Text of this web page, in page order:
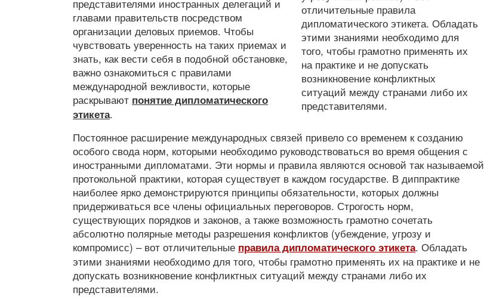
представителями иностранных делегаций и
главами правительств посредством
организации деловых приемов. Чтобы
чувствовать уверенность на таких приемах и
знать, как вести себя в подобной обстановке,
важно ознакомиться с правилами
международной вежливости, которые
раскрывают понятие дипломатического
этикета.
Постоянное расширение международных связей привело со временем к созданию
особого свода норм, которыми необходимо руководствоваться во время общения с
иностранными дипломатами. Эти нормы и правила являются основой так называемой
протокольной практики, которая существует в каждом государстве. В диппрактике
наиболее ярко демонстрируются принципы обязательности, которых должны
придерживаться все члены официальных переговоров. Строгость норм,
существующих порядков и законов, а также возможность грамотно сочетать
абсолютно полярные методы разрешения конфликтов (убеждение, угрозу и
компромисс) – вот отличительные правила дипломатического этикета. Обладать
этими знаниями необходимо для того, чтобы грамотно применять их на практике и не
допускать возникновение конфликтных ситуаций между странами либо их
представителями.